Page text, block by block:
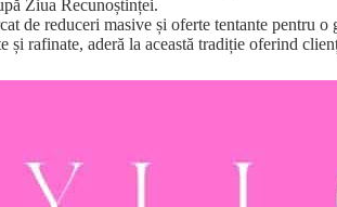
Ziua Recunoștinței.
de reduceri masive și oferte tentante pentru
și rafinate, aderă la această tradiție oferind